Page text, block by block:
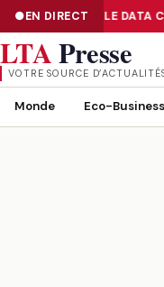
EN DIRECT: LE DATA
NUMÉRISATION : LE DATA
LTAPresse
VOTRE SOURCE
Monde Eco-Business